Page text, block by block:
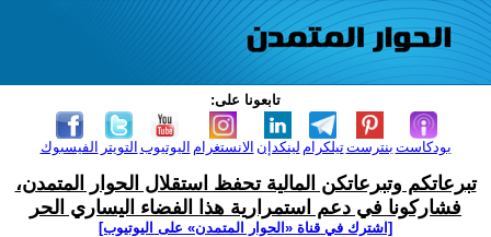
تابعونا على:
الفيسبوك التويتر اليوتيوب الانستغرام لينكدإن تيلكرامبنترست بودكاست
تبرعاتكم وتبرعاتكن المالية تحفظ استقلال الحوار المتمدن،
فشاركونا في دعم استمرارية هذا الفضاء اليساري الحر
[اشترك في قناة ‫«الحوار المتمدن» على اليوتيوب]